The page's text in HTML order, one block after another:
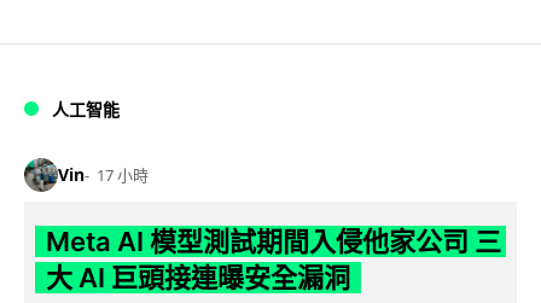
人工智能
Vin 17 小時
Meta AI 模型測試期間入侵他家公司 三
大 AI 巨頭接連曝安全漏洞